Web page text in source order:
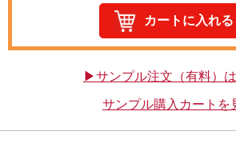
▶サンプル注文（有料）
サンプル購入カートを